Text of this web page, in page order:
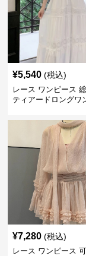
¥5,540 (税込)
レース ワンピース
ティアードロングワ
¥7,280 (税込)
レース ワンピース